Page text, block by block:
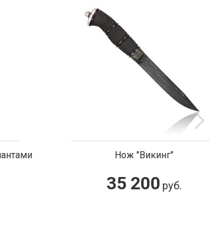
Нож "Викинг"
35 200 руб.